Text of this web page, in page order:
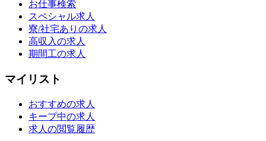
お仕事検索
スペシャル求人
寮/社宅ありの求人
高収入の求人
期間工の求人
マイリスト
おすすめの求人
キープ中の求人
求人の閲覧履歴